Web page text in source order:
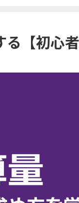
【初心者